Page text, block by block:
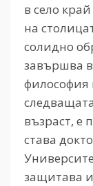
в село
на
солидно
завършва
философия
възраст, е
става
защитава